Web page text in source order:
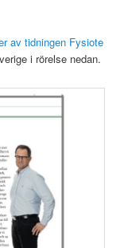
av tidningen Fysiote
i rörelse nedan.